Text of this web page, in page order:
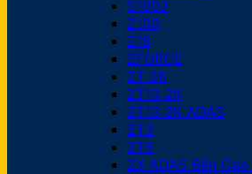
S100J
Z100
Z18
ZFORCE
ZT 2K
ZT13 2K
ZT13 2K ADAS
ZT3
ZT5
ZX ADAS Bản